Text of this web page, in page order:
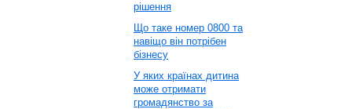
рішення
Що таке номер 0800 та
навіщо він потрібен
бізнесу
У яких країнах дитина
може отримати
громадянство за